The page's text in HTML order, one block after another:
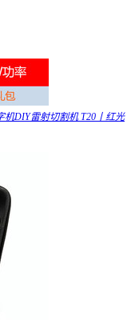
DIY雷射切割机 T20丨红光